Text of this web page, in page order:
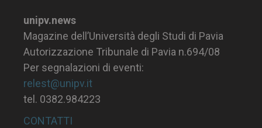
unipv.news
Magazine dell’Università degli Studi di Pavia
Autorizzazione Tribunale di Pavia n.694/08
Per segnalazioni di eventi:
relest@unipv.it
tel. 0382.984223
CONTATTI